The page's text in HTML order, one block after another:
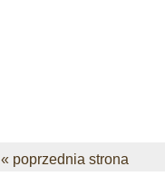
« poprzednia strona